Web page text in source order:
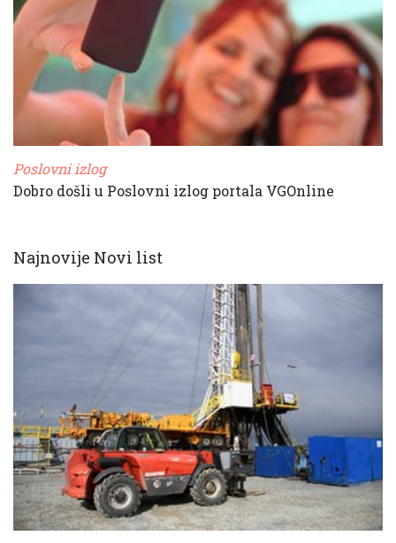
Poslovni izlog
Dobro došli u Poslovni izlog portala VGOnline
Najnovije Novi list